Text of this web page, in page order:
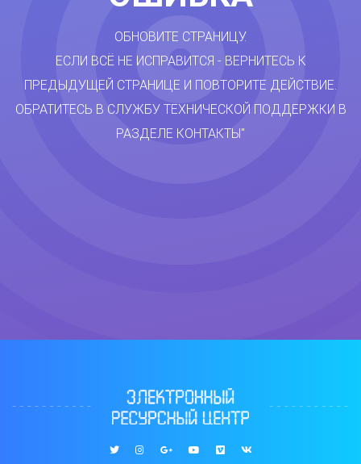
ОБНОВИТЕ СТРАНИЦУ.
ЕСЛИ ВСЁ НЕ ИСПРАВИТСЯ - ВЕРНИТЕСЬ К
ПРЕДЫДУЩЕЙ СТРАНИЦЕ И ПОВТОРИТЕ ДЕЙСТВИЕ.
ОБРАТИТЕСЬ В СЛУЖБУ ТЕХНИЧЕСКОЙ ПОДДЕРЖКИ В
РАЗДЕЛЕ КОНТАКТЫ"